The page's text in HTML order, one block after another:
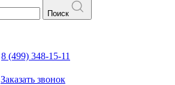
Поиск
8 (499) 348-15-11
Заказать звонок